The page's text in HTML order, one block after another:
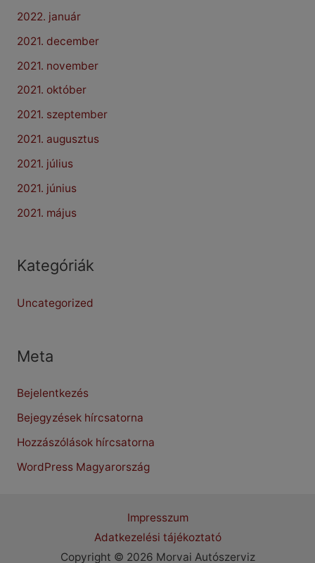
2022. január
2021. december
2021. november
2021. október
2021. szeptember
2021. augusztus
2021. július
2021. június
2021. május
Kategóriák
Uncategorized
Meta
Bejelentkezés
Bejegyzések hírcsatorna
Hozzászólások hírcsatorna
WordPress Magyarország
Impresszum
Adatkezelési tájékoztató
Copyright © 2026 Morvai Autószerviz